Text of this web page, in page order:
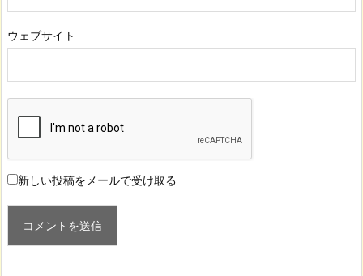
ウェブサイト
新しい投稿をメールで受け取る